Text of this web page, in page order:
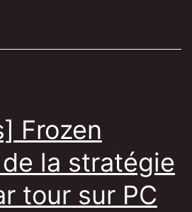
Frozen
la stratégie
tour sur PC